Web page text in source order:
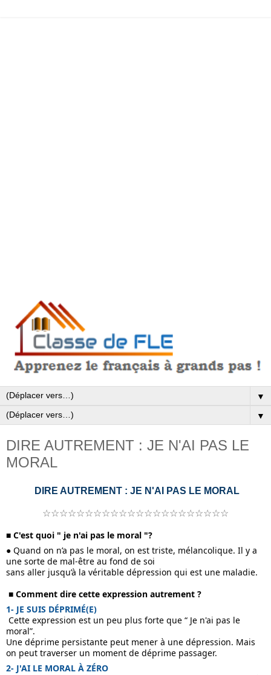
▼
▼
DIRE AUTREMENT : JE N'AI PAS LE
MORAL
DIRE AUTREMENT : JE N'AI PAS LE MORAL
☆☆☆☆☆☆☆☆☆☆☆☆☆☆☆☆☆☆☆☆☆☆
■ C'est quoi " je n'ai pas le moral "?
● Quand on n’a pas le moral, on est triste, mélancolique. Il y a
une sorte de mal-être au fond de soi
sans aller jusqu’à la véritable dépression qui est une maladie.
■ Comment dire cette expression autrement ?
1- JE SUIS DÉPRIMÉ(E)
moral”.
Une déprime persistante peut mener à une dépression. Mais
on peut traverser un moment de déprime passager.
2- J'AI LE MORAL À ZÉRO